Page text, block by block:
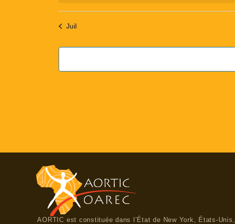
Juil
AORTIC est constituée dans l’État de New York, États-Unis,